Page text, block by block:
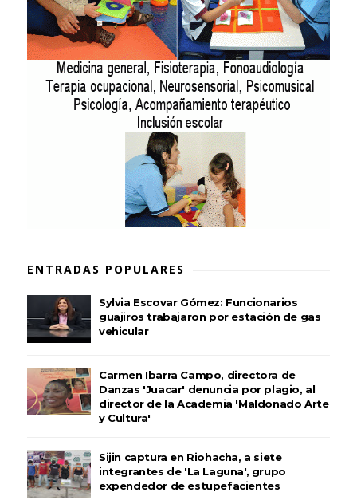
ENTRADAS POPULARES
Sylvia Escovar Gómez: Funcionarios
guajiros trabajaron por estación de gas
vehicular
Carmen Ibarra Campo, directora de
Danzas 'Juacar' denuncia por plagio, al
director de la Academia 'Maldonado Arte
y Cultura'
Sijin captura en Riohacha, a siete
integrantes de 'La Laguna', grupo
expendedor de estupefacientes